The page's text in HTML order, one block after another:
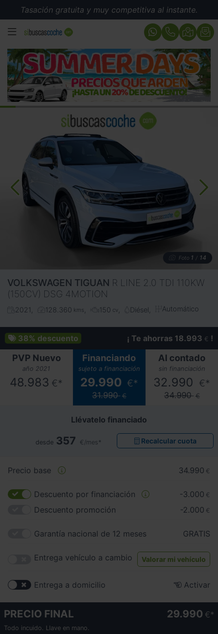
Tasación gratuita y muy competitiva al instante.
MENÚ
Foto 1 / 14
VOLKSWAGEN TIGUAN R LINE 2.0 TDI 110KW
(150CV) DSG 4MOTION
2021 128.360 kms 150 cv Diésel Automático
38% descuento ¡ Te ahorras 18.993 € !
PVP Nuevo
año 2021
48.983 €*
Financiando
sujeto a financiación
29.990 €*
31.990 €
Al contado
sin financiación
32.990 €*
34.990 €
Llévatelo financiado
desde 357 €/mes* Recalcular cuota
Precio base 34.990 €
Descuento por financiación -3.000 €
Descuento promoción -2.000 €
Garantía nacional de 12 meses GRATIS
Entrega vehículo a cambio Valorar mi vehículo
Entrega a domicilio Activar
PRECIO FINAL 29.990 €
Todo incuido. Llave en mano.